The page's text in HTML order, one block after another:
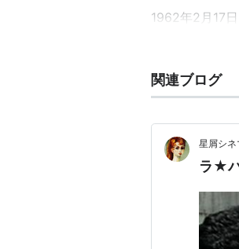
1962年2月17
1996年には《
主な出演作
ラ・バンバ
ビッグ・ヒ
スーパーノ
関連ブログ
星屑シネ
ラ★